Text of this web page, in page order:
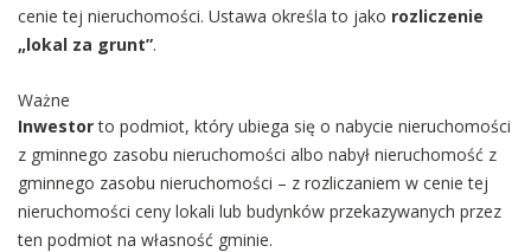
cenie tej nieruchomości. Ustawa określa to jako rozliczenie
„lokal za grunt”.
Ważne
Inwestorto podmiot, który ubiega się o nabycie nieruchomości
z gminnego zasobu nieruchomości albo nabył nieruchomość z
gminnego zasobu nieruchomości – z rozliczaniem w cenie tej
nieruchomości ceny lokali lub budynków przekazywanych przez
ten podmiot na własność gminie.